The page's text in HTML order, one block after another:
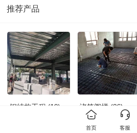
推荐产品
钢结构工程 (10) 浇筑阁楼 (26)
首页 客服